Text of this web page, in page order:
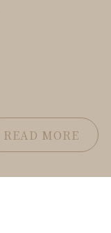
READ MORE